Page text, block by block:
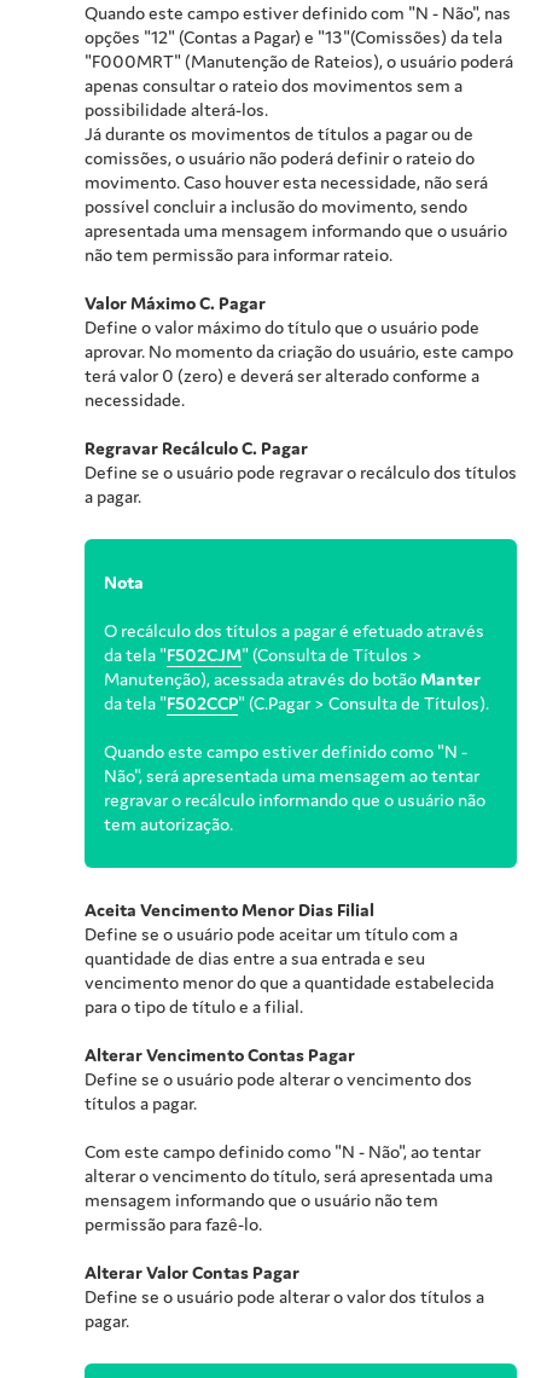
Quando este campo estiver definido com "N - Não", nas
opções "12" (Contas a Pagar) e "13"(Comissões) da tela
"F000MRT" (Manutenção de Rateios), o usuário poderá
apenas consultar o rateio dos movimentos sem a
possibilidade alterá-los.
Já durante os movimentos de títulos a pagar ou de
comissões, o usuário não poderá definir o rateio do
movimento. Caso houver esta necessidade, não será
possível concluir a inclusão do movimento, sendo
apresentada uma mensagem informando que o usuário
não tem permissão para informar rateio.
Valor Máximo C. Pagar
Define o valor máximo do título que o usuário pode
aprovar. No momento da criação do usuário, este campo
terá valor 0 (zero) e deverá ser alterado conforme a
necessidade.
Regravar Recálculo C. Pagar
Define se o usuário pode regravar o recálculo dos títulos
a pagar.
Nota
O recálculo dos títulos a pagar é efetuado através
da tela "F502CJM" (Consulta de Títulos >
Manutenção), acessada através do botãoManter
da tela "F502CCP" (C.Pagar > Consulta de Títulos).
Quando este campo estiver definido como "N -
Não", será apresentada uma mensagem ao tentar
regravar o recálculo informando que o usuário não
tem autorização.
Aceita Vencimento Menor Dias Filial
Define se o usuário pode aceitar um título com a
quantidade de dias entre a sua entrada e seu
vencimento menor do que a quantidade estabelecida
para o tipo de título e a filial.
Alterar Vencimento Contas Pagar
Define se o usuário pode alterar o vencimento dos
títulos a pagar.
Com este campo definido como "N - Não", ao tentar
alterar o vencimento do título, será apresentada uma
mensagem informando que o usuário não tem
permissão para fazê-lo.
Alterar Valor Contas Pagar
Define se o usuário pode alterar o valor dos títulos a
pagar.